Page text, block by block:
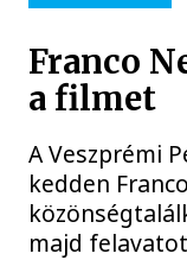
Franco
a filmet
A Veszprémi
kedden
majd